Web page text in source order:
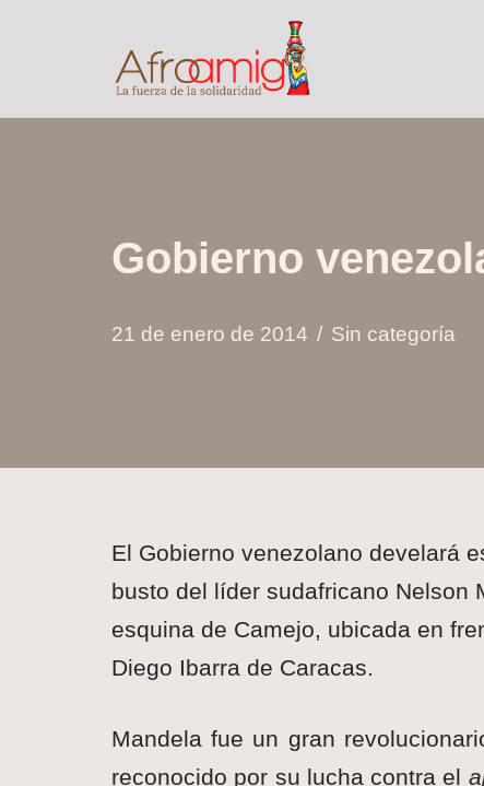
Gobierno
21 de enero de 2014 Sin categoría
El Gobierno venezolano develará
busto del líder sudafricano Nelson
esquina de Camejo, ubicada en
Diego Ibarra de Caracas.
Mandela fue un gran
reconocido por su lucha contra el